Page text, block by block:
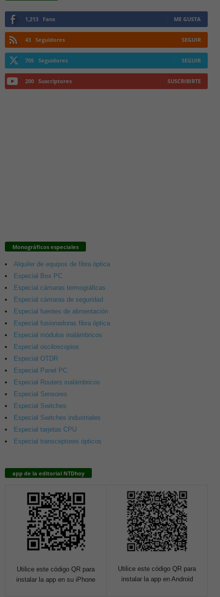
1,213 Fans ME GUSTA
43 Seguidores SEGUIR
705 Seguidores SEGUIR
200 Suscriptores SUSCRIBIRTE
Monográficos especiales
Alquiler de equipos de fibra óptica
Especial Box PC
Especial cámaras termográficas
Especial cámaras de seguridad
Especial fuentes de alimentación
Especial fusionadoras fibra óptica
Especial módulos inalámbricos
Especial osciloscopios
Especial OTDR
Especial Panel PC
Especial Routers inalámbricos
Especial Sensores
Especial Switches
Especial Switches industriales
Especial tarjetas CPU
Especial transceptores ópticos
app de la editorial NTDhoy
Utilice este código QR para
instalar la app en su iPhone
Utilice este código QR para
instalar la app en Android